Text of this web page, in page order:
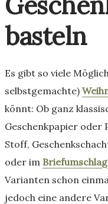
basteln
Es gibt so viele
selbstgemachte)
könnt: Ob ganz
Geschenkpapier oder
Stoff,
oder im Briefumschlag
Varianten schon
jedoch eine andere